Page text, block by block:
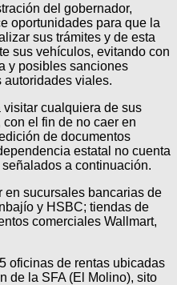
del gobernador,
oportunidades para que la
sus trámites y de esta
sus vehículos, evitando con
y posibles sanciones
autoridades viales.
visitar cualquiera de sus
el fin de no caer en
de documentos
estatal no cuenta
a continuación.
en sucursales bancarias de
y HSBC; tiendas de
comerciales Wallmart,
oficinas de rentas ubicadas
de la SFA (El Molino), sito